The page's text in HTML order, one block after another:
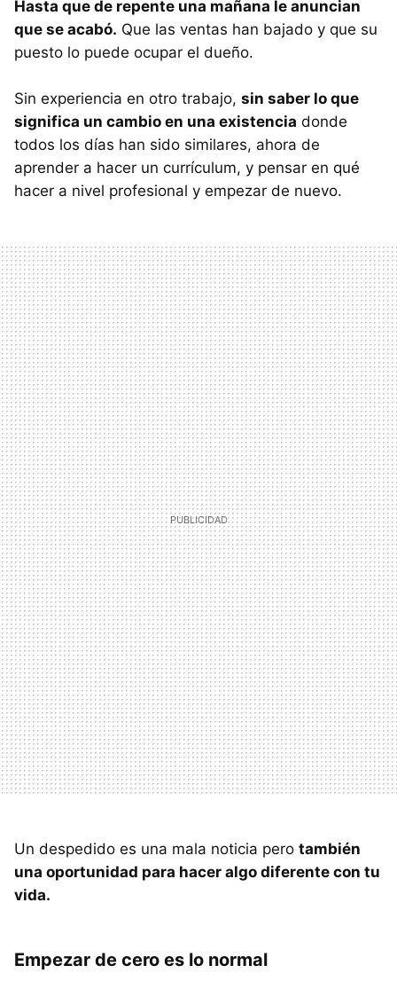
Hasta que de repente una mañana le anuncian
que se acabó. Que las ventas han bajado y que su
puesto lo puede ocupar el dueño.
Sin experiencia en otro trabajo, sin saber lo que
significa un cambio en una existencia donde
todos los días han sido similares, ahora de
aprender a hacer un currículum, y pensar en qué
hacer a nivel profesional y empezar de nuevo.
Un despedido es una mala noticia pero también
una oportunidad para hacer algo diferente con tu
vida.
Empezar de cero es lo normal